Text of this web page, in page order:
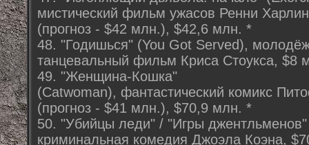
мистический фильм ужасов Ренни
(прогноз - $42 млн.), $42,6 млн. *
48. "Годишься" (You Got Served),
танцевальный фильм Криса Стоукса,
49. "Женщина-Кошка"
(Catwoman), фантастический комикс
(прогноз - $41 млн.), $70,9 млн. *
50. "Убийцы леди" / "Игры
криминальная комедия Джоэла Коэна,